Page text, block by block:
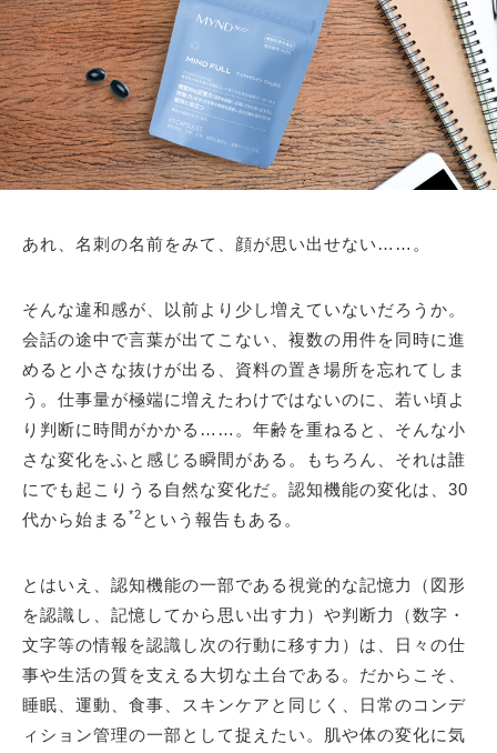
あれ、名刺の名前をみて、顔が思い出せない……。
そんな違和感が、以前より少し増えていないだろうか。
会話の途中で言葉が出てこない、複数の用件を同時に進
めると小さな抜けが出る、資料の置き場所を忘れてしま
う。仕事量が極端に増えたわけではないのに、若い頃よ
り判断に時間がかかる……。年齢を重ねると、そんな小
さな変化をふと感じる瞬間がある。もちろん、それは誰
にでも起こりうる自然な変化だ。認知機能の変化は、30
代から始まる *2 という報告もある。
とはいえ、認知機能の一部である視覚的な記憶力（図形
を認識し、記憶してから思い出す力）や判断力（数字・
文字等の情報を認識し次の行動に移す力）は、日々の仕
事や生活の質を支える大切な土台である。だからこそ、
睡眠、運動、食事、スキンケアと同じく、日常のコンデ
ィション管理の一部として捉えたい。肌や体の変化に気